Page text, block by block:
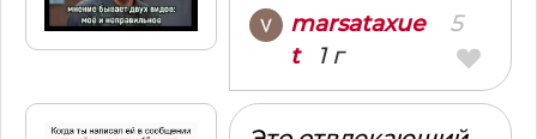
marsataxue
t1 г
5